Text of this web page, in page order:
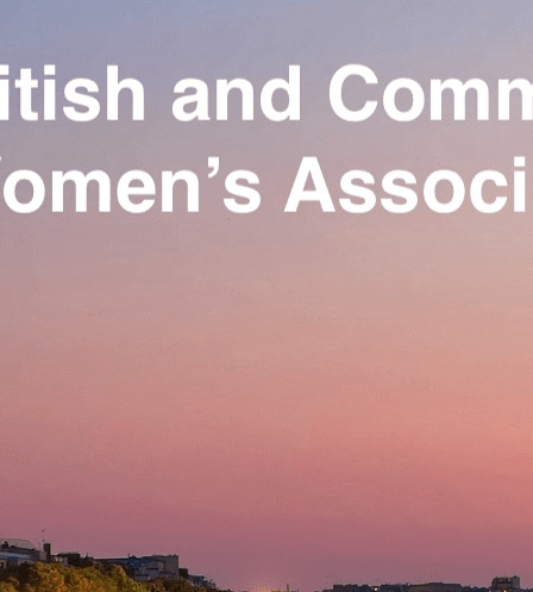
Exporter uniquement les colonnes affichées
Ajoutez un logo, un bouton, des réseaux sociaux
Our Association
Activities
Join us
?>